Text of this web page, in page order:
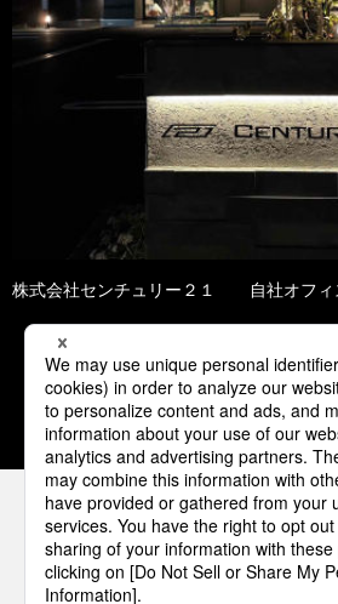
株式会社センチュリー２１ 自社オフィ
1 2 3 4
パナソニックの電気設備